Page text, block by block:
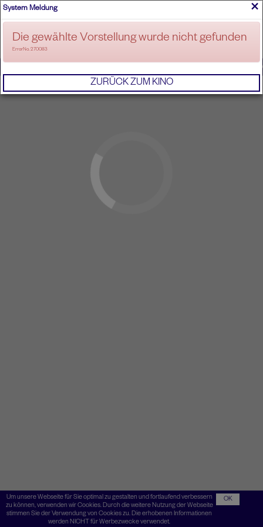
ANMELDEN
Um unsere Webseite für Sie optimal zu gestalten und fortlaufend verbessern
zu können, verwenden wir Cookies. Durch die weitere Nutzung der Webseite
stimmen Sie der Verwendung von Cookies zu. Die erhobenen Informationen
werden NICHT für Werbezwecke verwendet.
OK
×
System Meldung
Die gewählte Vorstellung wurde nicht gefunden
ErrorNo. 270083
ZURÜCK ZUM KINO